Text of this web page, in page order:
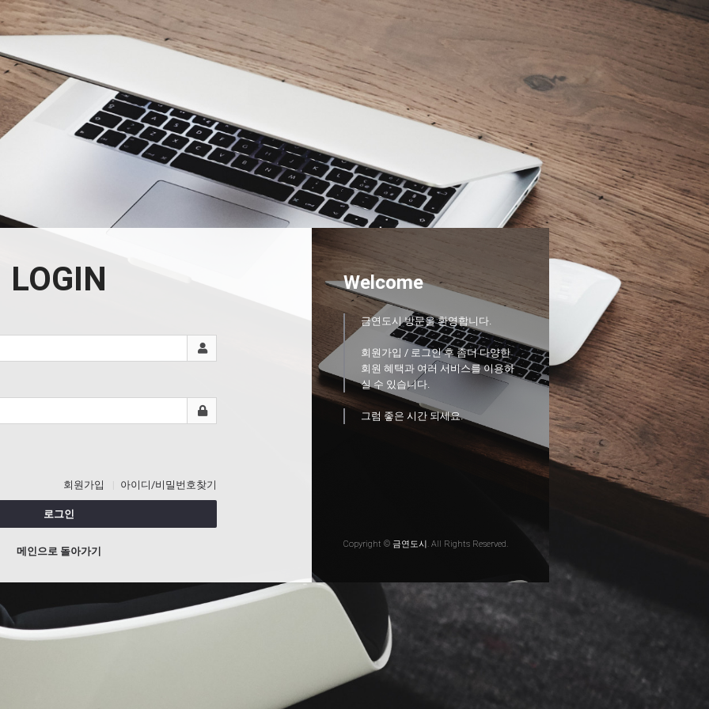
LOGIN
회원가입 아이디/비밀번호찾기
로그인
메인으로 돌아가기
Welcome
금연도시 방문을 환영합니다.
회원가입 / 로그인 후 좀더 다양한
회원 혜택과 여러 서비스를 이용하
실 수 있습니다.
그럼 좋은 시간 되세요.
Copyright © 금연도시. All Rights Reserved.